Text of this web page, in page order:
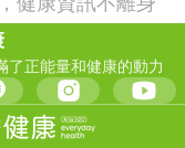
了正能量和健康的動力